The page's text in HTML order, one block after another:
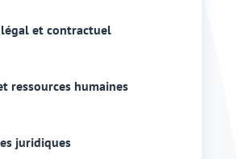
et contractuel
ressources humaines
juridiques